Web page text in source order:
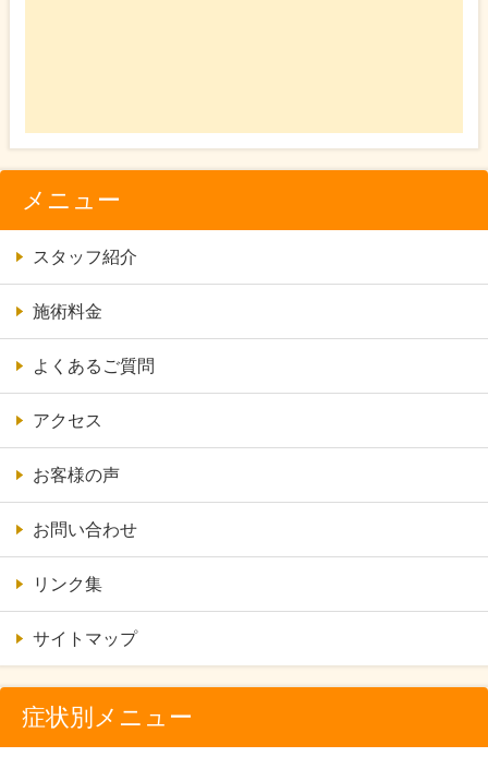
メニュー
スタッフ紹介
施術料金
よくあるご質問
アクセス
お客様の声
お問い合わせ
リンク集
サイトマップ
症状別メニュー